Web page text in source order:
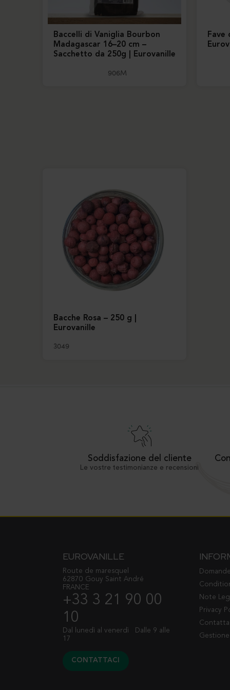
Baccelli di Vaniglia Bourbon
Madagascar 16–20 cm –
Sacchetto da 250g | Eurovanille
906M
Fave
Bacche Rosa – 250 g |
Eurovanille
3049
Soddisfazione del cliente
Le vostre testimonianze e recensioni
EUROVANILLE
Route de maresquel
62870 Gouy Saint André
FRANCE
+33 3 21 90 00
10
Dal lunedì al venerdì
Dalle 9 alle
17
CONTATTACI
Note
Privacy